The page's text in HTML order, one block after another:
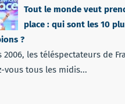
Tout le monde veut
place : qui sont les 10
?
2006, les téléspectateurs de
vous tous les midis...